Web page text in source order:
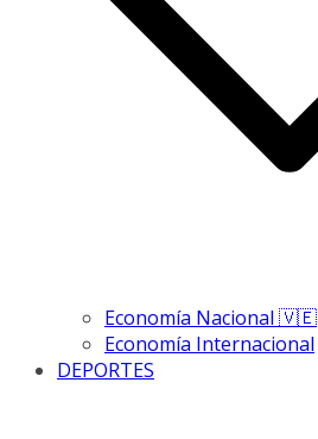
Economía Nacional 🇻🇪
Economía Internacional
DEPORTES